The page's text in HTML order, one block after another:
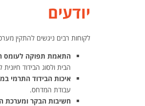
יודעים
לקוחות רבים ניגשים להתקין
התאמת תפוקה לעומס
הבית ולסוג הבידוד
איכות הבידוד התרמי
עבודת המדחס.
חשיבות הבקר ומערכת